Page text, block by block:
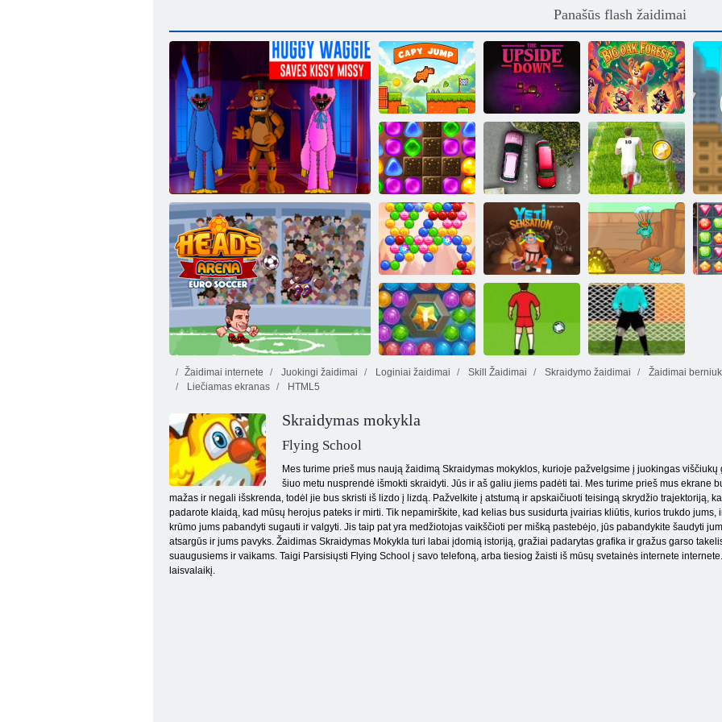
Panašūs flash žaidimai
Huggy Waggie išgelbėjo Kissy Missy
Capy Jump
Aukštyn
kojomis
Didysis
Ąžuolynas
Grįžti į
„Candyland 2“
Parkavimo Fury
Heads arenoje Europos futbolo
Euro Futbolas
sprintas
Burbulas dvasia Yeti sensacija Tiny Digeriai
Žaidimai internete Juokingi žaidimai Loginiai žaidimai Skill Žaidimai Skraidymo žaidimai Žaidimai
Liečiamas ekranas
HTML5
Skraidymas mokykla
Flying School
Mes turime prieš mus naują žaidimą Skraidymas mokyklos, kurioje pažvelgsime į juokingas
šiuo metu nusprendė išmokti skraidyti. Jūs ir aš galiu jiems padėti tai. Mes turime prieš mus ekrane
mažas ir negali išskrenda, todėl jie bus skristi iš lizdo į lizdą. Pažvelkite į atstumą ir apskaičiuoti teisingą skrydžio trajektoriją,
padarote klaidą, kad mūsų herojus pateks ir mirti. Tik nepamirškite, kad kelias bus susidurta įvairias kliūtis, kurios trukdo
krūmo jums pabandyti sugauti ir valgyti. Jis taip pat yra medžiotojas vaikščioti per mišką pastebėjo, jūs pabandykite šaudyti
atsargūs ir jums pavyks. Žaidimas Skraidymas Mokykla turi labai įdomią istoriją, gražiai padarytas grafika ir gražus garso
suaugusiems ir vaikams. Taigi Parsisiųsti Flying School į savo telefoną, arba tiesiog žaisti iš mūsų svetainės internete
laisvalaikį.